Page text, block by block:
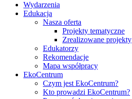
Wydarzenia
Edukacja
Nasza oferta
Projekty tematyczne
Zrealizowane projekty
Edukatorzy
Rekomendacje
Mapa współpracy
EkoCentrum
Czym jest EkoCentrum?
Kto prowadzi EkoCentrum?